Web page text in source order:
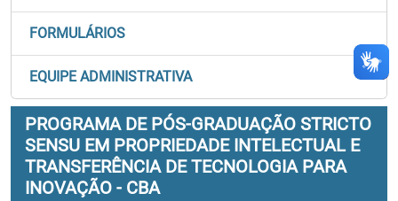
FORMULÁRIOS
EQUIPE ADMINISTRATIVA
PROGRAMA DE PÓS-GRADUAÇÃO STRICTO
SENSU EM PROPRIEDADE INTELECTUAL E
TRANSFERÊNCIA DE TECNOLOGIA PARA
INOVAÇÃO - CBA